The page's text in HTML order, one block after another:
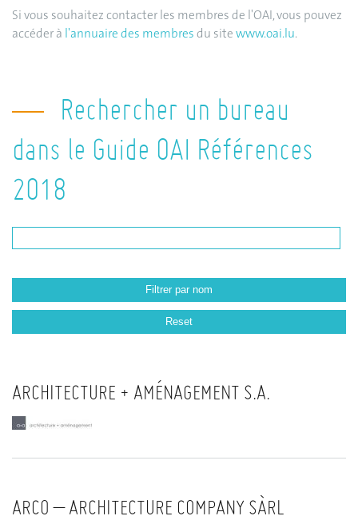
Si vous souhaitez contacter les membres de l'OAI, vous pouvez
accéder à l'annuaire des membres du site www.oai.lu.
Rechercher un bureau
dans le Guide OAI Références
2018
ARCHITECTURE + AMÉNAGEMENT S.A.
ARCO – ARCHITECTURE COMPANY SÀRL